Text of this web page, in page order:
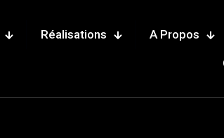
Réalisations A Propos